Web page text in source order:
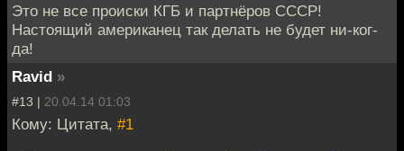
Это не все происки КГБ и партнёров СССР!
Настоящий американец так делать не будет ни-ког-
да!
Ravid »
#13 | 20.04.14 01:03
Кому: Цитата, #1